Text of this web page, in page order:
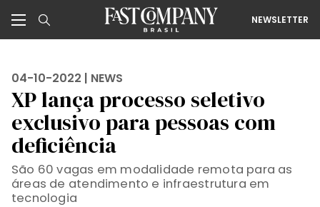
NEWSLETTER
04-10-2022 | NEWS
XP lança processo seletivo
exclusivo para pessoas com
deficiência
São 60 vagas em modalidade remota para as
áreas de atendimento e infraestrutura em
tecnologia